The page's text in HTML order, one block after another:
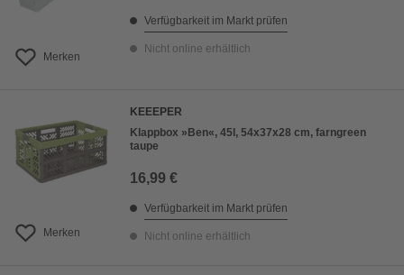
Merken
Verfügbarkeit im Markt prüfen
Nicht online erhältlich
Merken
KEEEPER
Klappbox »Ben«, 45l, 54x37x28 cm, farngreen
taupe
16,99 €
Verfügbarkeit im Markt prüfen
Nicht online erhältlich